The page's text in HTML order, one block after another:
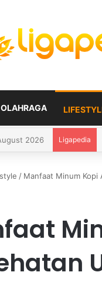
OLAHRAGA
2026 Ligapedia
/ Manfaat Minum Kopi